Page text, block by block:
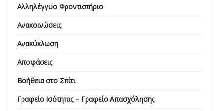
Αλληλέγγυο Φροντιστήριο
Ανακοινώσεις
Ανακύκλωση
Αποφάσεις
Βοήθεια στο Σπίτι
Γραφείο Ισότητας – Γραφείο Απασχόλησης